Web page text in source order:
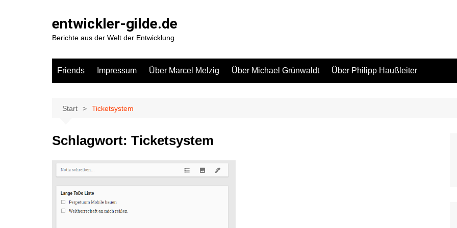
entwickler-gilde.de
Berichte aus der Welt der Entwicklung
Friends Impressum Über Marcel Melzig Über Michael Grünwaldt Über Philipp Haußleiter
Start Ticketsystem
Schlagwort: Ticketsystem